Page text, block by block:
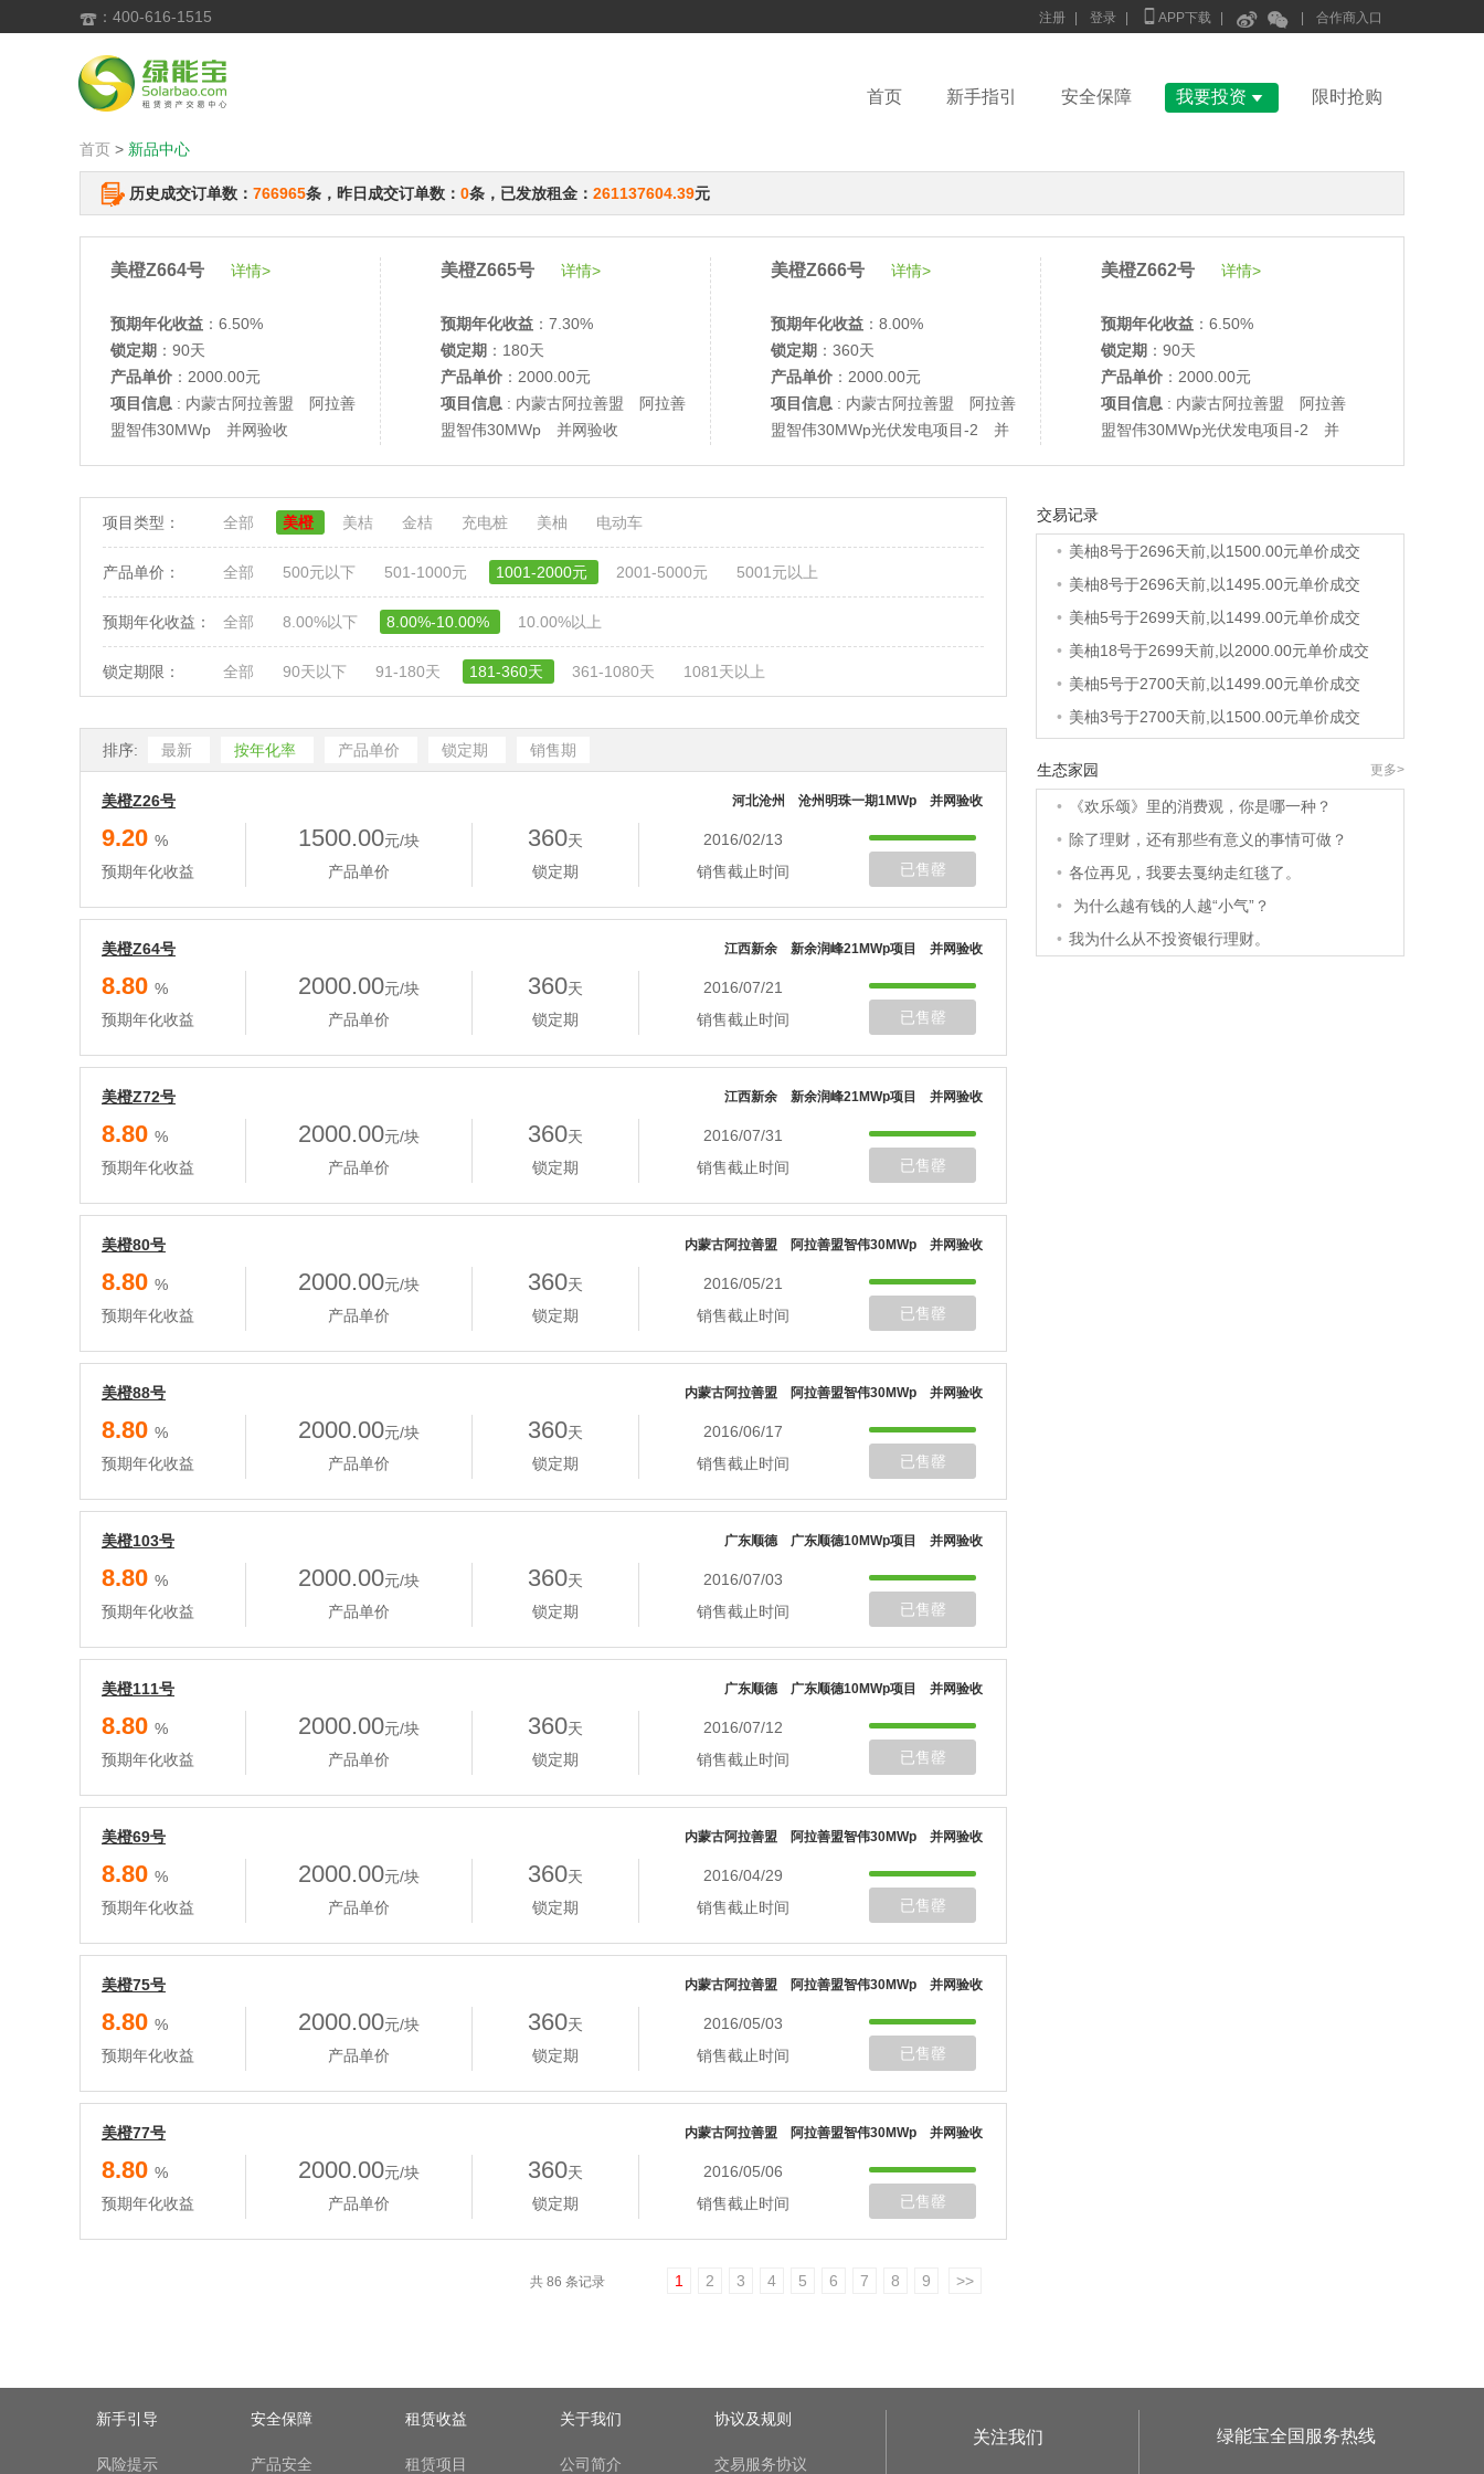
 ：400-616-1515 注册 登录  APP下载   合作商入口
首页 新手指引 安全保障 我要投资  限时抢购
首页 > 新品中心
历史成交订单数： 766965条，昨日成交订单数： 0条，已发放租金： 261137604.39元
美橙Z664号 详情>
预期年化收益 ：6.50%
锁定期 ：90天
产品单价 ：2000.00元
项目信息 : 内蒙古阿拉善盟 阿拉善
盟智伟30MWp 并网验收
美橙Z665号 详情>
预期年化收益 ：7.30%
锁定期 ：180天
产品单价 ：2000.00元
项目信息 : 内蒙古阿拉善盟 阿拉善
盟智伟30MWp 并网验收
美橙Z666号 详情>
预期年化收益 ：8.00%
锁定期 ：360天
产品单价 ：2000.00元
项目信息 : 内蒙古阿拉善盟 阿拉善
盟智伟30MWp光伏发电项目-2 并
美橙Z662号 详情>
预期年化收益 ：6.50%
锁定期 ：90天
产品单价 ：2000.00元
项目信息 : 内蒙古阿拉善盟 阿拉善
盟智伟30MWp光伏发电项目-2 并
项目类型： 全部 美橙 美桔 金桔 充电桩 美柚 电动车
产品单价： 全部 500元以下 501-1000元 1001-2000元 2001-5000元 5001元以上
预期年化收益： 全部 8.00%以下 8.00%-10.00% 10.00%以上
锁定期限： 全部 90天以下 91-180天 181-360天 361-1080天 1081天以上
排序: 最新 按年化率 产品单价 锁定期 销售期
美橙Z26号 河北沧州 沧州明珠一期1MWp 并网验收
9.20 %
预期年化收益
1500.00元/块
产品单价
360天
锁定期
2016/02/13
销售截止时间
已售罄
美橙Z64号 江西新余 新余润峰21MWp项目 并网验收
8.80 %
预期年化收益
2000.00元/块
产品单价
360天
锁定期
2016/07/21
销售截止时间
已售罄
美橙Z72号 江西新余 新余润峰21MWp项目 并网验收
8.80 %
预期年化收益
2000.00元/块
产品单价
360天
锁定期
2016/07/31
销售截止时间
已售罄
美橙80号 内蒙古阿拉善盟 阿拉善盟智伟30MWp 并网验收
8.80 %
预期年化收益
2000.00元/块
产品单价
360天
锁定期
2016/05/21
销售截止时间
已售罄
美橙88号 内蒙古阿拉善盟 阿拉善盟智伟30MWp 并网验收
8.80 %
预期年化收益
2000.00元/块
产品单价
360天
锁定期
2016/06/17
销售截止时间
已售罄
美橙103号 广东顺德 广东顺德10MWp项目 并网验收
8.80 %
预期年化收益
2000.00元/块
产品单价
360天
锁定期
2016/07/03
销售截止时间
已售罄
美橙111号 广东顺德 广东顺德10MWp项目 并网验收
8.80 %
预期年化收益
2000.00元/块
产品单价
360天
锁定期
2016/07/12
销售截止时间
已售罄
美橙69号 内蒙古阿拉善盟 阿拉善盟智伟30MWp 并网验收
8.80 %
预期年化收益
2000.00元/块
产品单价
360天
锁定期
2016/04/29
销售截止时间
已售罄
美橙75号 内蒙古阿拉善盟 阿拉善盟智伟30MWp 并网验收
8.80 %
预期年化收益
2000.00元/块
产品单价
360天
锁定期
2016/05/03
销售截止时间
已售罄
美橙77号 内蒙古阿拉善盟 阿拉善盟智伟30MWp 并网验收
8.80 %
预期年化收益
2000.00元/块
产品单价
360天
锁定期
2016/05/06
销售截止时间
已售罄
共 86 条记录 1 2 3 4 5 6 7 8 9 >>
交易记录
美柚27号于2686天前,以1995.00元单价成交
美柚6号于2687天前,以1200.00元单价成交
美柚40号于2687天前,以1200.00元单价成交
• 美柚8号于2696天前,以1500.00元单价成交
• 美柚8号于2696天前,以1495.00元单价成交
• 美柚5号于2699天前,以1499.00元单价成交
• 美柚18号于2699天前,以2000.00元单价成交
• 美柚5号于2700天前,以1499.00元单价成交
• 美柚3号于2700天前,以1500.00元单价成交
• 美柚38号于2701天前,以1500.00元单价成交
• 美柚38号于2717天前,以1500.00元单价成交
• 美柚9号于2724天前,以1910.00元单价成交
生态家园 更多>
•
《欢乐颂》里的消费观，你是哪一种？
• 除了理财，还有那些有意义的事情可做？
• 各位再见，我要去戛纳走红毯了。
•
为什么越有钱的人越“小气”？
• 我为什么从不投资银行理财。
新手引导
风险提示
安全保障
产品安全
租赁收益
租赁项目
关于我们
公司简介
协议及规则
交易服务协议
关注我们 绿能宝全国服务热线